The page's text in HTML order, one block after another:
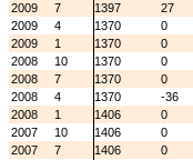
2009
7 1397
27
2009
4 1370
0
2009
1 1370
0
2008
10 1370
0
2008
7 1370
0
2008
4 1370
-36
2008
1 1406
0
2007
10 1406
0
2007
7 1406
0